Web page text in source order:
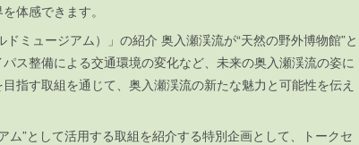
体感できます。
ミュージアム）」の紹介 奥入瀬渓流が“天然の野外博物館”と
ス整備による交通環境の変化など、未来の奥入瀬渓流の姿に
指す取組を通じて、奥入瀬渓流の新たな魅力と可能性を伝え
”として活用する取組を紹介する特別企画として、トークセ